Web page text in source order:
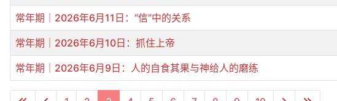
文章列表
常年期｜2026年6月11日：“信”中的关系
常年期｜2026年6月10日：抓住上帝
常年期｜2026年6月9日：人的自食其果与神给人的磨练